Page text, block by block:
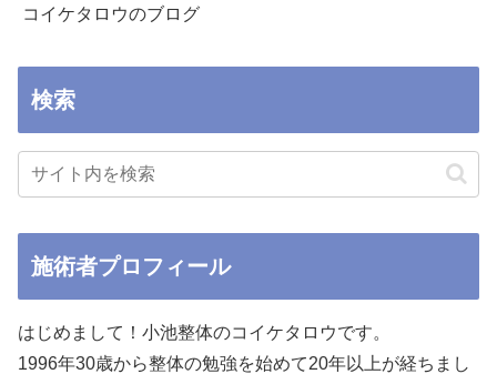
コイケタロウのブログ
検索
施術者プロフィール
はじめまして！小池整体のコイケタロウです。
1996年30歳から整体の勉強を始めて20年以上が経ちまし